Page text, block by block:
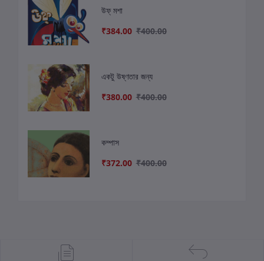
উফ্ মশা
₹384.00 ₹400.00
একটু উষ্ণতার জন্য
₹380.00 ₹400.00
কম্পাস
₹372.00 ₹400.00